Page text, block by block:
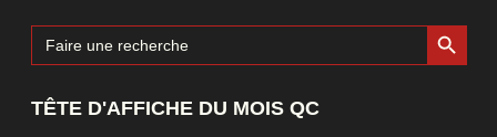
Search
for:
Search Button
TÊTE D'AFFICHE DU MOIS QC